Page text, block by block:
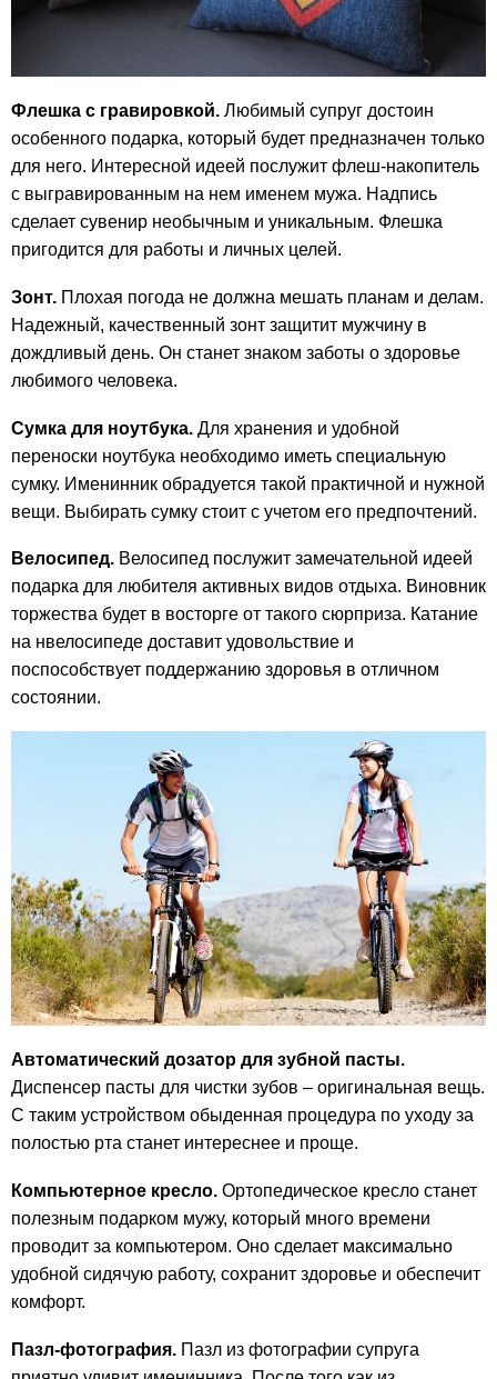
Флешка с гравировкой. Любимый супруг достоин
особенного подарка, который будет предназначен только
для него. Интересной идеей послужит флеш-накопитель
с выгравированным на нем именем мужа. Надпись
сделает сувенир необычным и уникальным. Флешка
пригодится для работы и личных целей.
Зонт. Плохая погода не должна мешать планам и делам.
Надежный, качественный зонт защитит мужчину в
дождливый день. Он станет знаком заботы о здоровье
любимого человека.
Сумка для ноутбука. Для хранения и удобной
переноски ноутбука необходимо иметь специальную
сумку. Именинник обрадуется такой практичной и нужной
вещи. Выбирать сумку стоит с учетом его предпочтений.
Велосипед. Велосипед послужит замечательной идеей
подарка для любителя активных видов отдыха. Виновник
торжества будет в восторге от такого сюрприза. Катание
на нвелосипеде доставит удовольствие и
поспособствует поддержанию здоровья в отличном
состоянии.
Автоматический дозатор для зубной пасты.
Диспенсер пасты для чистки зубов – оригинальная вещь.
С таким устройством обыденная процедура по уходу за
полостью рта станет интереснее и проще.
Компьютерное кресло. Ортопедическое кресло станет
полезным подарком мужу, который много времени
проводит за компьютером. Оно сделает максимально
удобной сидячую работу, сохранит здоровье и обеспечит
комфорт.
Пазл-фотография. Пазл из фотографии супруга